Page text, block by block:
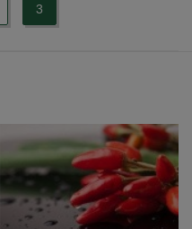
3